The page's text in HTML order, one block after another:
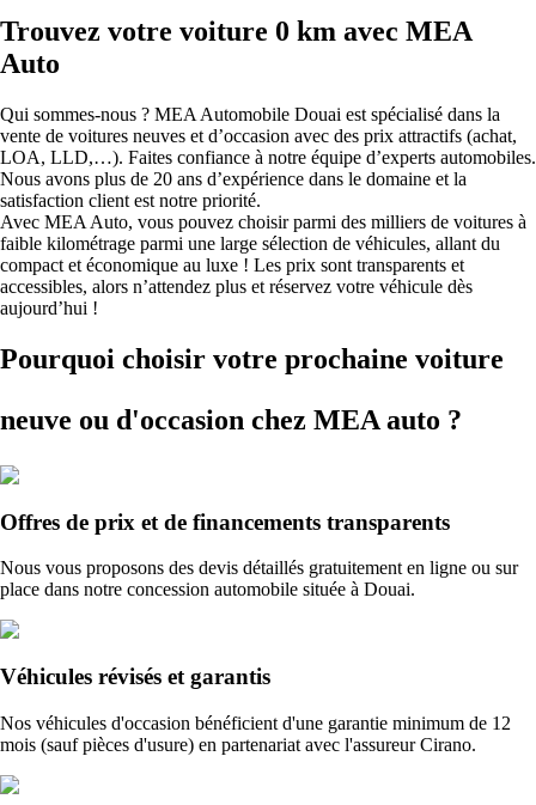
Trouvez votre voiture 0 km avec MEA
Auto
Qui sommes-nous ? MEA Automobile Douai est spécialisé dans la
vente de voitures neuves et d’occasion avec des prix attractifs (achat,
LOA, LLD,…). Faites confiance à notre équipe d’experts automobiles.
Nous avons plus de 20 ans d’expérience dans le domaine et la
satisfaction client est notre priorité.
Avec MEA Auto, vous pouvez choisir parmi des milliers de voitures à
faible kilométrage parmi une large sélection de véhicules, allant du
compact et économique au luxe ! Les prix sont transparents et
accessibles, alors n’attendez plus et réservez votre véhicule dès
aujourd’hui !
Pourquoi choisir votre prochaine voiture
neuve ou d'occasion chez MEA auto ?
Offres de prix et de financements transparents
Nous vous proposons des devis détaillés gratuitement en ligne ou sur
place dans notre concession automobile située à Douai.
Véhicules révisés et garantis
Nos véhicules d'occasion bénéficient d'une garantie minimum de 12
mois (sauf pièces d'usure) en partenariat avec l'assureur Cirano.